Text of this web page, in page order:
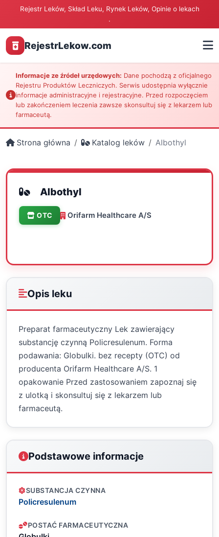
Rejestr Leków, Skład Leku, Rynek Leków, Opinie o lekach
.
RejestrLekow.com
Informacje ze źródeł urzędowych: Dane pochodzą z oficjalnego
Rejestru Produktów Leczniczych. Serwis udostępnia wyłącznie
informacje administracyjne i rejestracyjne. Przed rozpoczęciem
lub zakończeniem leczenia zawsze skonsultuj się z lekarzem lub
farmaceutą.
Strona główna Katalog leków Albothyl
Albothyl
OTC Orifarm Healthcare A/S
Opis leku
Preparat farmaceutyczny Lek zawierający
substancję czynną Policresulenum. Forma
podawania: Globulki. bez recepty (OTC) od
producenta Orifarm Healthcare A/S. 1
opakowanie Przed zastosowaniem zapoznaj się
z ulotką i skonsultuj się z lekarzem lub
farmaceutą.
Podstawowe informacje
SUBSTANCJA CZYNNA
Policresulenum
POSTAĆ FARMACEUTYCZNA